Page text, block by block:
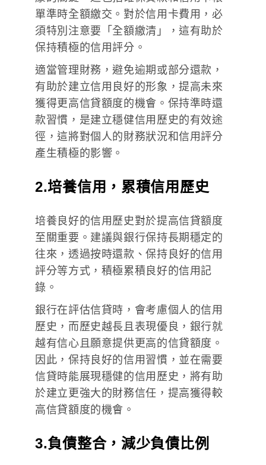
單準時全額繳交。對於信用卡費用，必
須特別注意要「全額繳清」，這有助於
保持積極的信用評分。
適當管理財務，避免逾期或部分還款，
有助於建立信用良好的形象，提高未來
獲得更高信貸額度的機會。保持準時還
款習慣，是建立穩健信用歷史的有效途
徑，這將對個人的財務狀況和信用評分
產生積極的影響。
2.培養信用，累積信用歷史
培養良好的信用歷史對於提高信貸額度
至關重要。建議與銀行保持長期穩定的
往來，透過按時還款、保持良好的信用
評分等方式，積極累積良好的信用記
錄。
銀行在評估信貸時，會考慮個人的信用
歷史，而歷史越長且表現優良，銀行就
越有信心且願意提供更高的信貸額度。
因此，保持良好的信用習慣，並在需要
信貸時能展現穩健的信用歷史，將有助
於建立更強大的財務信任，提高獲得較
高信貸額度的機會。
3.負債整合，減少負債比例